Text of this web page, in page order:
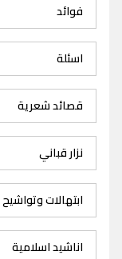
فوائد
اسئلة
قصائد شعرية
نزار قباني
ابتهالات وتواشيح
اناشيد اسلامية